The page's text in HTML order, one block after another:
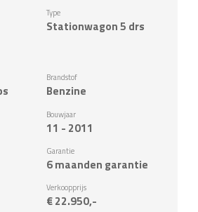
Type
Stationwagon 5 drs
Brandstof
Benzine
Bouwjaar
11 - 2011
Garantie
6 maanden garantie
Verkoopprijs
€ 22.950,-